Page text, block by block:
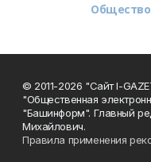
Общество
© 2011-2026 "Сайт I-
"Общественная
"Башинформ". Главный
Михайлович.
Правила применения